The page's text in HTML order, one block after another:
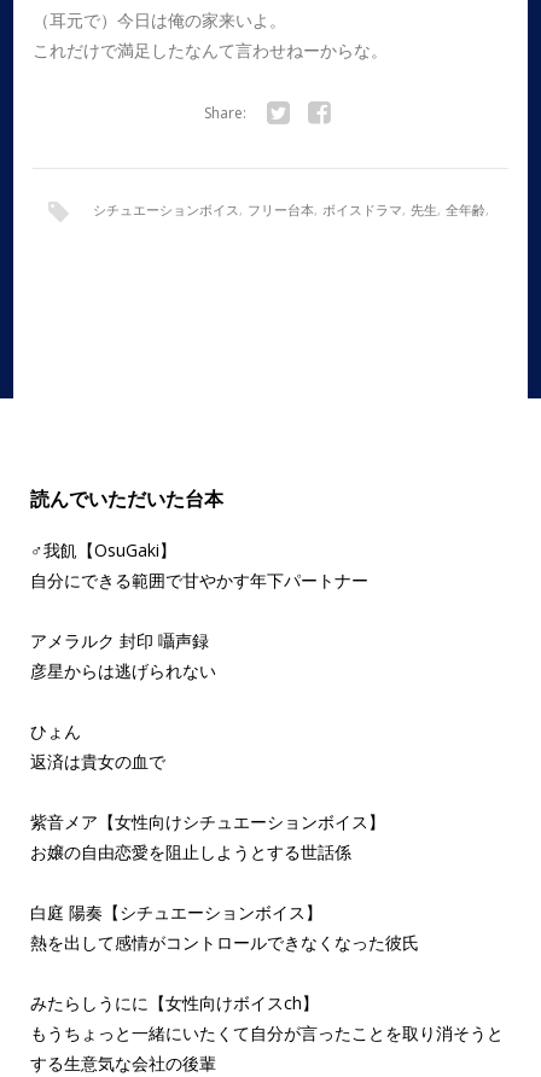
（耳元で）今日は俺の家来いよ。
これだけで満足したなんて言わせねーからな。
Share:
シチュエーションボイス, フリー台本, ボイスドラマ, 先生, 全年齢,
読んでいただいた台本
♂我飢【OsuGaki】
自分にできる範囲で甘やかす年下パートナー
アメラルク 封印 囁声録
彦星からは逃げられない
ひょん
返済は貴女の血で
紫音メア【女性向けシチュエーションボイス】
お嬢の自由恋愛を阻止しようとする世話係
白庭 陽奏【シチュエーションボイス】
熱を出して感情がコントロールできなくなった彼氏
みたらしうにに【女性向けボイスch】
もうちょっと一緒にいたくて自分が言ったことを取り消そうと
する生意気な会社の後輩